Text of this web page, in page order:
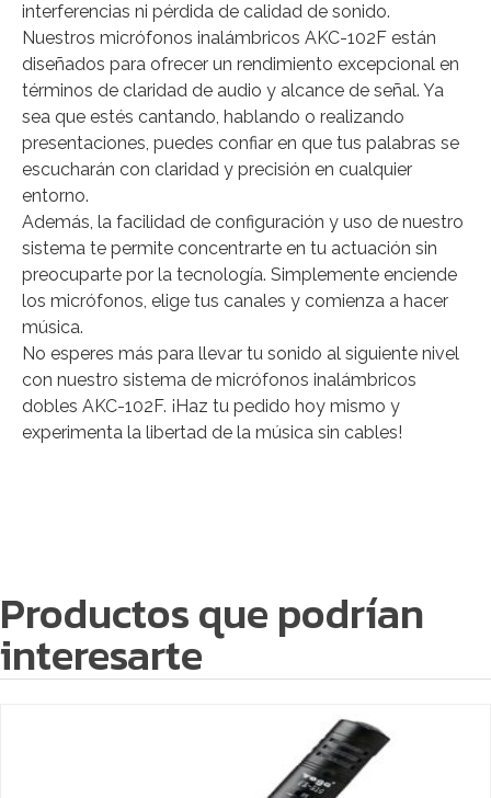
interferencias ni pérdida de calidad de sonido.
Nuestros micrófonos inalámbricos AKC-102F están
diseñados para ofrecer un rendimiento excepcional en
términos de claridad de audio y alcance de señal. Ya
sea que estés cantando, hablando o realizando
presentaciones, puedes confiar en que tus palabras se
escucharán con claridad y precisión en cualquier
entorno.
Además, la facilidad de configuración y uso de nuestro
sistema te permite concentrarte en tu actuación sin
preocuparte por la tecnología. Simplemente enciende
los micrófonos, elige tus canales y comienza a hacer
música.
No esperes más para llevar tu sonido al siguiente nivel
con nuestro sistema de micrófonos inalámbricos
dobles AKC-102F. ¡Haz tu pedido hoy mismo y
experimenta la libertad de la música sin cables!
Productos que podrían
interesarte